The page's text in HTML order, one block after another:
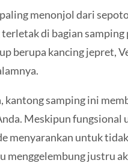
menonjol dari
di bagian samping
berupa kancing jepret,
kantong samping ini
Meskipun
menyarankan untuk
menggelembung justru